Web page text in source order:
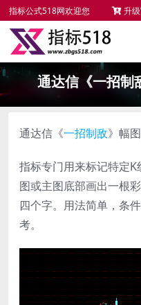
指标公式518网欢迎您
升
未来函数检测
通达信《一招制
通达信《一招制敌》幅
指标专门用来标记特定
图或主图底部画出一根
四个字。用法简单，条
考。